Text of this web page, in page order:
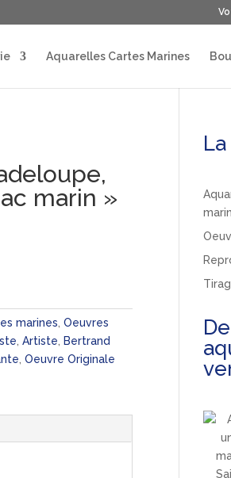
Aquarelles Cartes Marines
marin »
marines ,Oeuvres
,Artiste
Bertrand
,Oeuvre Originale